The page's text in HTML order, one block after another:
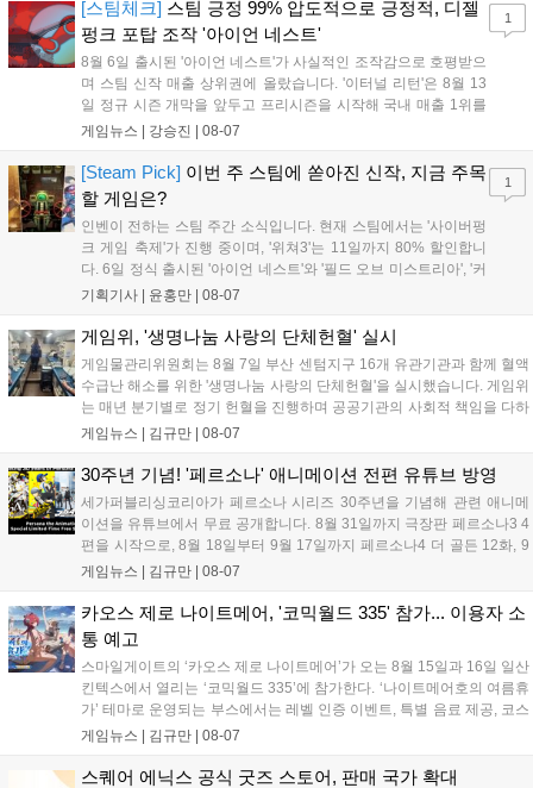
기억을 되찾기라도 한 듯 1,...
[스팀체크] 스팀 긍정 99% 압도적으로 긍정적, 디젤
펑크 포탑 조작 '아이언 네스트'
8월 6일 출시된 '아이언 네스트'가 사실적인 조작감으로 호평받으
며 스팀 신작 매출 상위권에 올랐습니다. '이터널 리턴'은 8월 13
일 정규 시즌 개막을 앞두고 프리시즌을 시작해 국내 매출 1위를
기록했습니다. 25주년을 맞은 '고스트 리콘' 시리즈는 8월 6일 쇼
'마블 투혼: 파이팅 소울즈'와 레트로 수리 시뮬레이션 '리스토
리'도 스팀에 정식 출시되었습니다....
게임뉴스 | 강승진 08-07
1
[Steam Pick] 이번 주 스팀에 쏟아진 신작, 지금 주목
할 게임은?
인벤이 전하는 스팀 주간 소식입니다. 현재 스팀에서는 '사이버펑
크 게임 축제'가 진행 중이며, '위쳐3'는 11일까지 80% 할인합니
다. 6일 정식 출시된 '아이언 네스트'와 '필드 오브 미스트리아', '커
세어 코브'가 호평받고 있습니다. 한편, 7일 출시된 '마블 투혼'은
다. 유비소프트의 '고스트리콘: 와일드랜드'는 7년 만의 대규모 업
데이트 '라스트 라이츠'와 함께 95% 할인 중입니다....
기획기사 | 윤홍만 08-07
1
게임위, '생명나눔 사랑의 단체헌혈' 실시
게임물관리위원회는 8월 7일 부산 센텀지구 16개 유관기관과 함께 혈액
수급난 해소를 위한 '생명나눔 사랑의 단체헌혈'을 실시했습니다. 게임위
는 매년 분기별로 정기 헌혈을 진행하며 공공기관의 사회적 책임을 다하
고 있으며, 이번 행사에는 영화진흥위원회 등 14개 기관 임직원이 동참
따뜻한 실천에 참여한 모든 임직원에게 감사의 뜻을 전하며 헌혈 문화
확산에 앞장섰습니다....
게임뉴스 | 김규만 08-07
30주년 기념! '페르소나' 애니메이션 전편 유튜브 방영
세가퍼블리싱코리아가 페르소나 시리즈 30주년을 기념해 관련 애니메
이션을 유튜브에서 무료 공개합니다. 8월 31일까지 극장판 페르소나3 4
편을 시작으로, 8월 18일부터 9월 17일까지 페르소나4 더 골든 12화, 9
월 15일부터 10월 14일까지 페르소나5 시리즈가 순차 공개됩니다. 또한
영상 및 대형 전광판에 소개될 예정입니다....
게임뉴스 | 김규만 08-07
카오스 제로 나이트메어, '코믹월드 335' 참가... 이용자 소
통 예고
스마일게이트의 ‘카오스 제로 나이트메어’가 오는 8월 15일과 16일 일산
킨텍스에서 열리는 ‘코믹월드 335’에 참가한다. ‘나이트메어호의 여름휴
가’ 테마로 운영되는 부스에서는 레벨 인증 이벤트, 특별 음료 제공, 코스
프레 모델 포토존 등 다채로운 행사가 진행된다. 유명 코스어 7인이 캐릭
세한 정보는 공식 커뮤니티에서 확인 가능하다....
게임뉴스 | 김규만 08-07
스퀘어 에닉스 공식 굿즈 스토어, 판매 국가 확대